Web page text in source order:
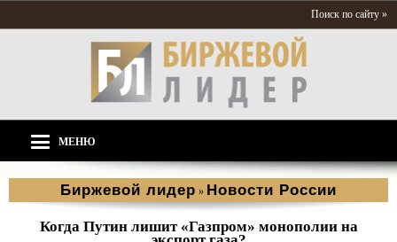
Поиск по сайту »
МЕНЮ
Биржевой лидер » Новости России
Когда Путин лишит «Газпром» монополии на